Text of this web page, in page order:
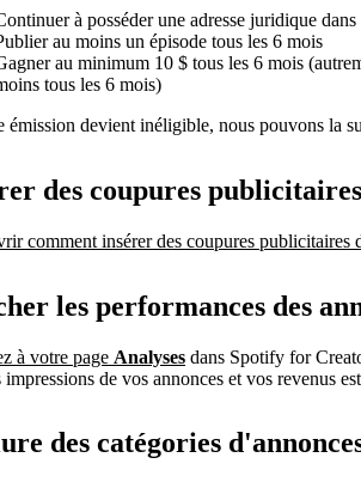
à posséder une adresse juridique
au moins un épisode tous les 6 mois
au minimum 10 $ tous les 6 mois
tous les 6 mois)
émission devient inéligible, nous pouvons la
des coupures publicitaires
comment insérer des coupures publicitaires
les performances des
à votre page Analyses dans Spotify for
de vos annonces et vos revenus
des catégories